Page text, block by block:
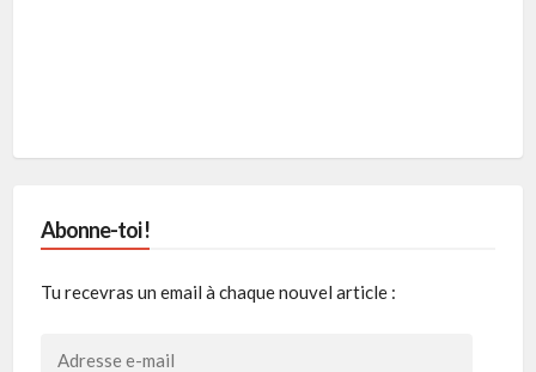
Abonne-toi !
Tu recevras un email à chaque nouvel article :